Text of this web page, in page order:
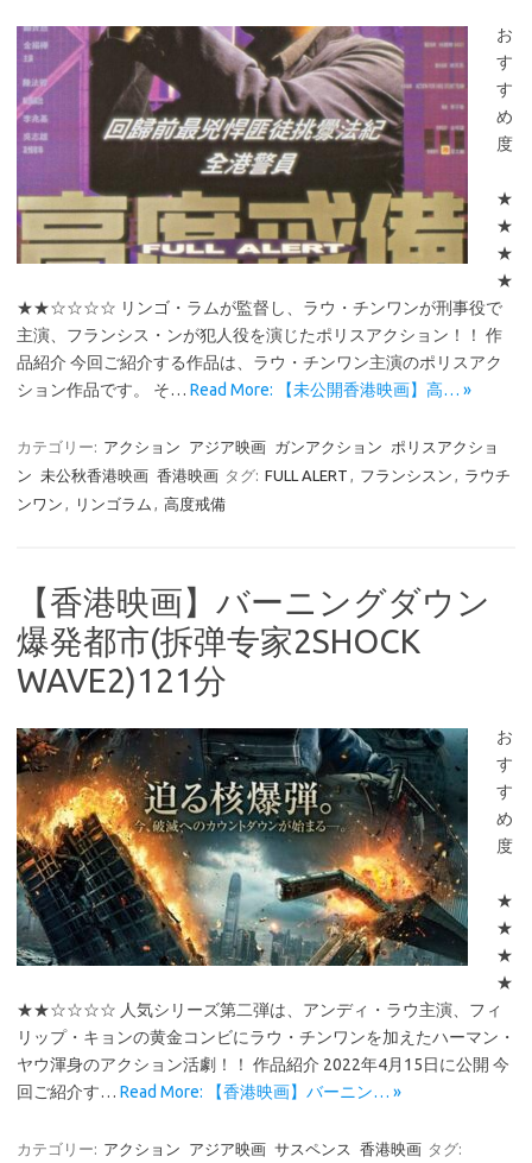
お
す
す
め
度
★
★
★
★
★★☆☆☆☆ リンゴ・ラムが監督し、ラウ・チンワンが刑事役で
主演、フランシス・ンが犯人役を演じたポリスアクション！！ 作
品紹介 今回ご紹介する作品は、ラウ・チンワン主演のポリスアク
ション作品です。 そ… Read More: 【未公開香港映画】高… »
カテゴリー: アクション アジア映画 ガンアクション
ポリスアクショ
ン 未公秋香港映画 香港映画 タグ: FULL ALERT , フランシスン , ラウチ
ンワン , リンゴラム , 高度戒備
【香港映画】バーニングダウン
爆発都市(拆弹专家2SHOCK
WAVE2)121分
お
す
す
め
度
★
★
★
★
★★☆☆☆☆ 人気シリーズ第二弾は、アンディ・ラウ主演、フィ
リップ・キョンの黄金コンビにラウ・チンワンを加えたハーマン・
ヤウ渾身のアクション活劇！！ 作品紹介 2022年4月15日に公開 今
回ご紹介す… Read More: 【香港映画】バーニン… »
カテゴリー: アクション アジア映画 サスペンス 香港映画 タグ: